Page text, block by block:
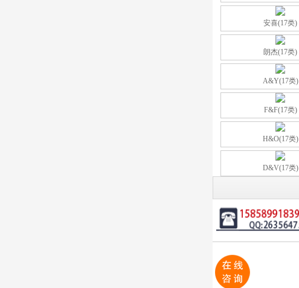
安喜(17类)
朗杰(17类)
A&Y(17类)
F&F(17类)
H&O(17类)
D&V(17类)